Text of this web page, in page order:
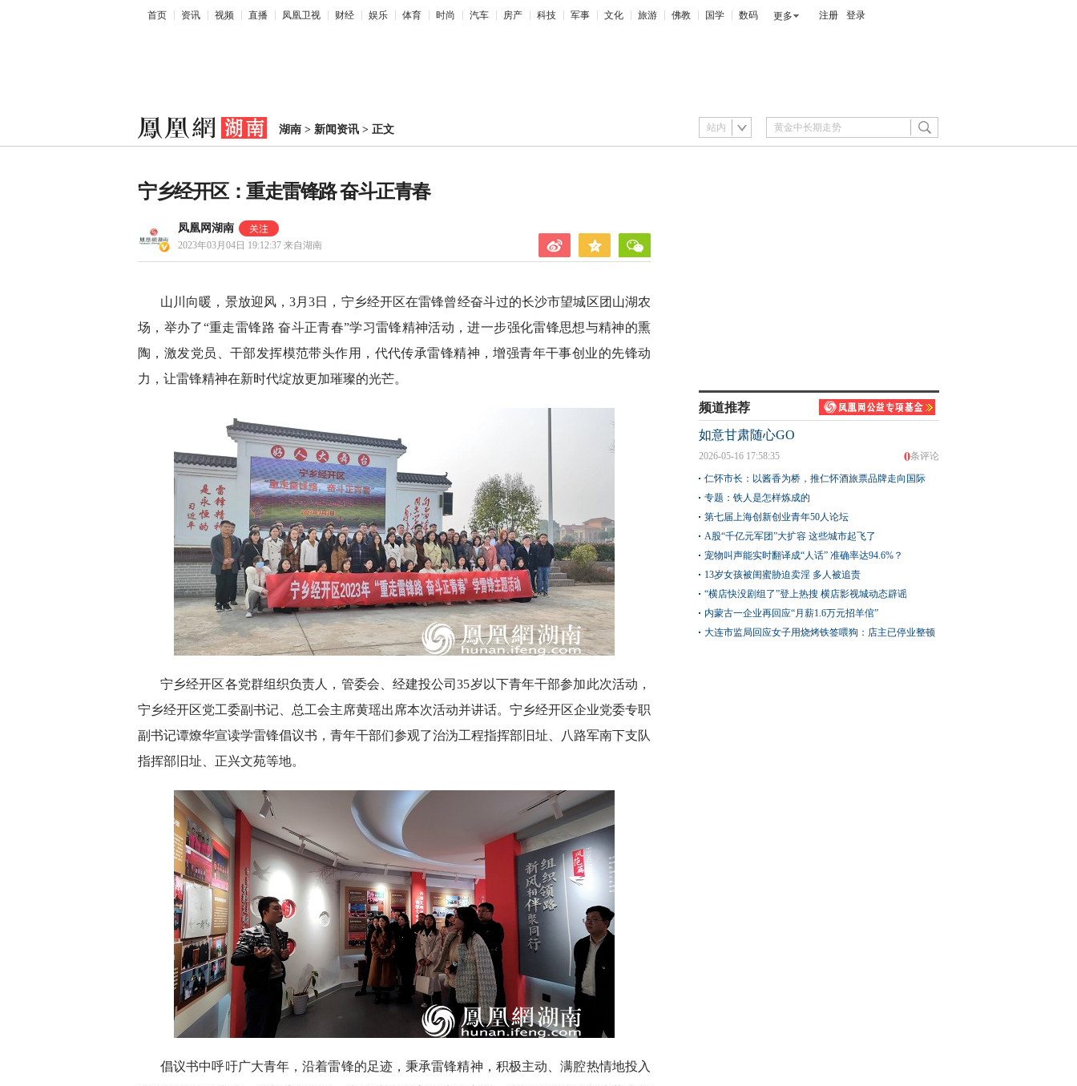
首页 资讯 视频 直播 凤凰卫视 财经 娱乐 体育 时尚 汽车 房产 科技 军事 文化 旅游 佛教 国学 数码 更多 注册 登录
湖南 > 新闻资讯 > 正文 站内
宁乡经开区：重走雷锋路 奋斗正青春
凤凰网湖南
2023年03月04日 19:12:37 来自湖南
山川向暖，景放迎风，3月3日，宁乡经开区在雷锋曾经奋斗过的长沙市望城区团山湖农
场，举办了“重走雷锋路 奋斗正青春”学习雷锋精神活动，进一步强化雷锋思想与精神的熏
陶，激发党员、干部发挥模范带头作用，代代传承雷锋精神，增强青年干事创业的先锋动
力，让雷锋精神在新时代绽放更加璀璨的光芒。
宁乡经开区各党群组织负责人，管委会、经建投公司35岁以下青年干部参加此次活动，
宁乡经开区党工委副书记、总工会主席黄瑶出席本次活动并讲话。宁乡经开区企业党委专职
副书记谭燎华宣读学雷锋倡议书，青年干部们参观了治沩工程指挥部旧址、八路军南下支队
指挥部旧址、正兴文苑等地。
倡议书中呼吁广大青年，沿着雷锋的足迹，秉承雷锋精神，积极主动、满腔热情地投入
频道推荐
如意甘肃随心GO
0条评论
2026-05-16 17:58:35
仁怀市长：以酱香为桥，推仁怀酒旅票品牌走向国际
专题：铁人是怎样炼成的
第七届上海创新创业青年50人论坛
A股“千亿元军团”大扩容 这些城市起飞了
宠物叫声能实时翻译成“人话” 准确率达94.6%？
13岁女孩被闺蜜胁迫卖淫 多人被追责
“横店快没剧组了”登上热搜 横店影视城动态辟谣
内蒙古一企业再回应“月薪1.6万元招羊倌”
大连市监局回应女子用烧烤铁签喂狗：店主已停业整顿